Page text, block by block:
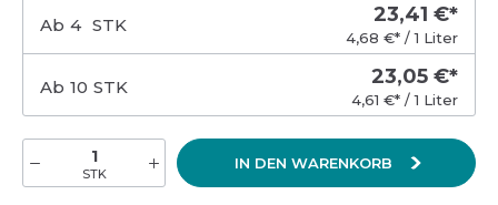
Ab 4 STK 23,41 €*
4,68 €* / 1 Liter
Ab 10 STK 23,05 €*
4,61 €* / 1 Liter
STK
IN DEN WARENKORB